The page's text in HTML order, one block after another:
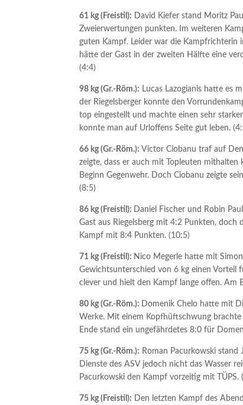
61 kg (Freistil): David Kiefer stand Moritz
Zweierwertungen punkten. Im weiteren
guten Kampf. Leider war die Kampfrichterin
hätte der Gast in der zweiten Hälfte eine
(4:4)
98 kg (Gr.-Röm.): Lucas Lazogianis hatte es
der Riegelsberger konnte den
top eingestellt und machte einen sehr
konnte man auf Urloffens Seite gut leben.
66 kg (Gr.-Röm.): Victor Ciobanu traf auf
zeigte, dass er auch mit Topleuten
Beginn Gegenwehr. Doch Ciobanu zeigte
(8:5)
86 kg (Freistil): Daniel Fischer und Robin
Gast aus Riegelsberg mit 4:2 Punkten, doch
Kampf mit 8:4 Punkten. (10:5)
71 kg (Freistil): Nico Megerle hatte mit
Gewichtsunterschied von 6 kg einen Vorteil
clever und hielt den Kampf lange offen. Am
80 kg (Gr.-Röm.): Domenik Chelo hatte mit
Werke. Mit einem Kopfhüftschwung brachte
Ende stand ein ungefährdetes 8:0 für
75 kg (Gr.-Röm.): Roman Pacurkowski stand
Dienste des ASV jedoch nicht das Wasser
Pacurkowski den Kampf vorzeitig mit TÜPS.
75 kg (Freistil): Den letzten Kampf des